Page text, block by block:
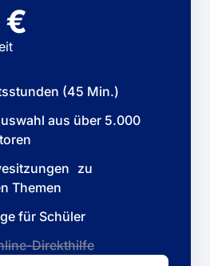
(45 Min.)
aus über 5.000
zu
Themen
für Schüler
Direkthilfe